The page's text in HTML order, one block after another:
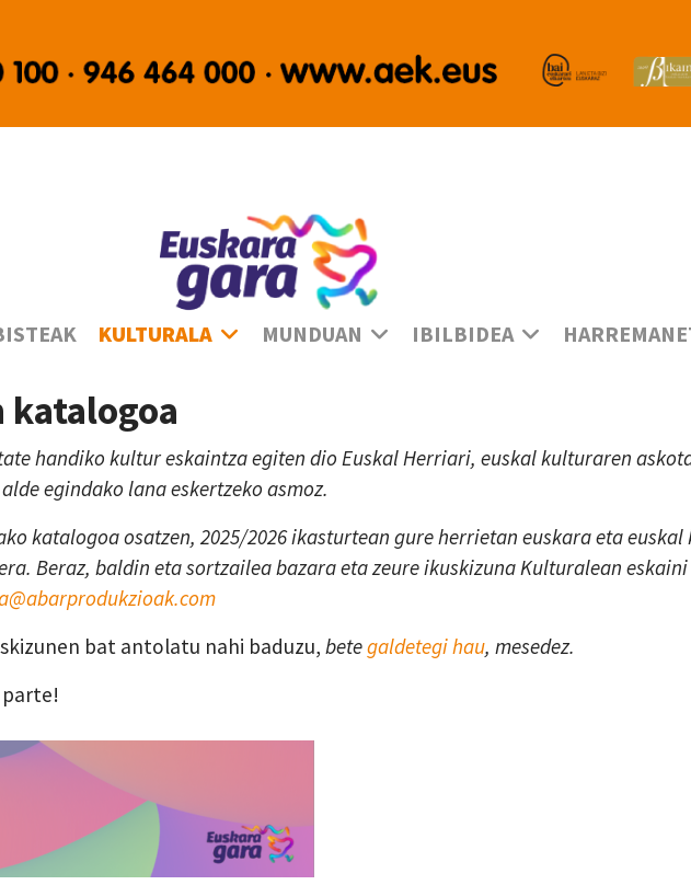
KULTURALA MUNDUAN IBILBIDEA
handiko kultur eskaintza egiten dio Euskal Herriari, euskal kulturaren
egindako lana eskertzeko asmoz.
katalogoa osatzen, 2025/2026 ikasturtean gure herrietan euskara eta
Beraz, baldin eta sortzailea bazara eta zeure ikuskizuna Kulturalean
bat antolatu nahi baduzu, betegaldetegi hau, mesedez.